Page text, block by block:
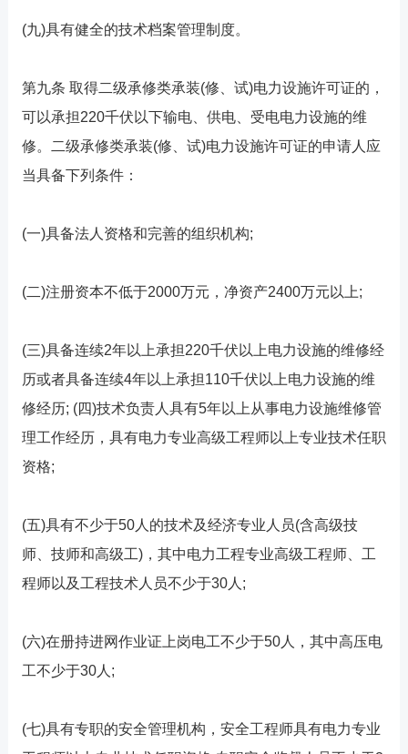
(九)具有健全的技术档案管理制度。
第九条 取得二级承修类承装(修、试)电力设施许可证的，
可以承担220千伏以下输电、供电、受电电力设施的维
修。二级承修类承装(修、试)电力设施许可证的申请人应
当具备下列条件：
(一)具备法人资格和完善的组织机构;
(二)注册资本不低于2000万元，净资产2400万元以上;
(三)具备连续2年以上承担220千伏以上电力设施的维修经
历或者具备连续4年以上承担110千伏以上电力设施的维
修经历; (四)技术负责人具有5年以上从事电力设施维修管
理工作经历，具有电力专业高级工程师以上专业技术任职
资格;
(五)具有不少于50人的技术及经济专业人员(含高级技
师、技师和高级工)，其中电力工程专业高级工程师、工
程师以及工程技术人员不少于30人;
(六)在册持进网作业证上岗电工不少于50人，其中高压电
工不少于30人;
(七)具有专职的安全管理机构，安全工程师具有电力专业